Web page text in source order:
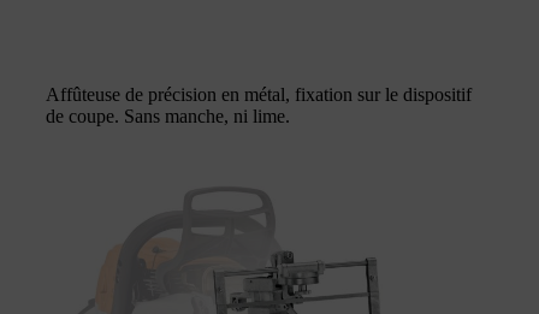
Affûteuse de précision en métal, fixation sur le dispositif
de coupe. Sans manche, ni lime.